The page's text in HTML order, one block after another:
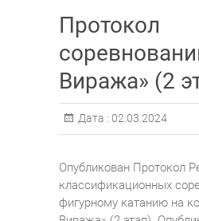
Протокол
Виража» (2
Дата : 02.03.2024
Опубликован Протокол
классификационных
фигурному катанию на